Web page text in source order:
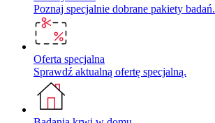
Poznaj specjalnie dobrane pakiety badań.
Oferta specjalna
Sprawdź aktualną ofertę specjalną.